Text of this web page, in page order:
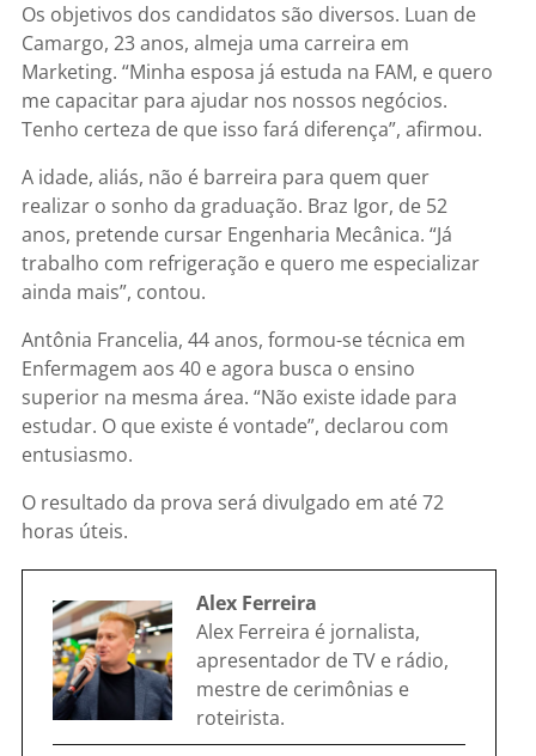
Os objetivos dos candidatos são diversos. Luan de
Camargo, 23 anos, almeja uma carreira em
Marketing. “Minha esposa já estuda na FAM, e quero
me capacitar para ajudar nos nossos negócios.
Tenho certeza de que isso fará diferença”, afirmou.
A idade, aliás, não é barreira para quem quer
realizar o sonho da graduação. Braz Igor, de 52
anos, pretende cursar Engenharia Mecânica. “Já
trabalho com refrigeração e quero me especializar
ainda mais”, contou.
Antônia Francelia, 44 anos, formou-se técnica em
Enfermagem aos 40 e agora busca o ensino
superior na mesma área. “Não existe idade para
estudar. O que existe é vontade”, declarou com
entusiasmo.
O resultado da prova será divulgado em até72
horas úteis.
Alex Ferreira
Alex Ferreira é jornalista,
apresentador de TV e rádio,
mestre de cerimônias e
roteirista.